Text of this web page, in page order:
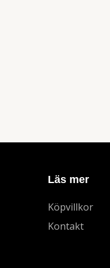
Läs mer
Köpvillkor
Kontakt